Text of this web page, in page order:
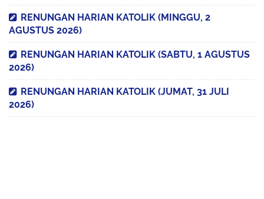
RENUNGAN HARIAN KATOLIK (MINGGU, 2
AGUSTUS 2026)
RENUNGAN HARIAN KATOLIK (SABTU, 1 AGUSTUS
2026)
RENUNGAN HARIAN KATOLIK (JUMAT, 31 JULI
2026)